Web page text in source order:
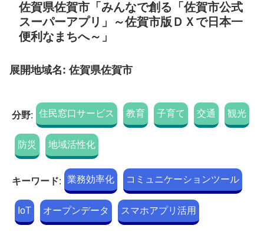
佐賀県佐賀市「みんなで創る「佐賀市公式
スーパーアプリ」～佐賀市版ＤＸで日本一
便利なまちへ～」
展開地域名: 佐賀県佐賀市
分野: 住民窓口サービス 教育 子育て 交通 観光
防災 地域活性化
キーワード: 業務効率化 コミュニケーションツール
IoT オープンデータ スマホアプリ活用